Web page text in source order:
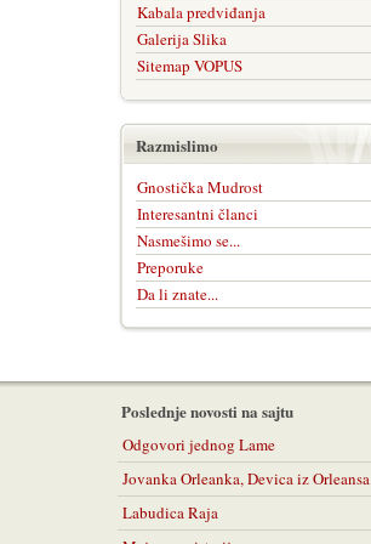
Kabala predviđanja
Galerija Slika
Sitemap VOPUS
Razmislimo
Gnostička Mudrost
Interesantni članci
Nasmešimo se...
Preporuke
Da li znate...
Poslednje novosti na sajtu
Odgovori jednog Lame
Jovanka Orleanka, Devica iz Orleansa
Labudica Raja